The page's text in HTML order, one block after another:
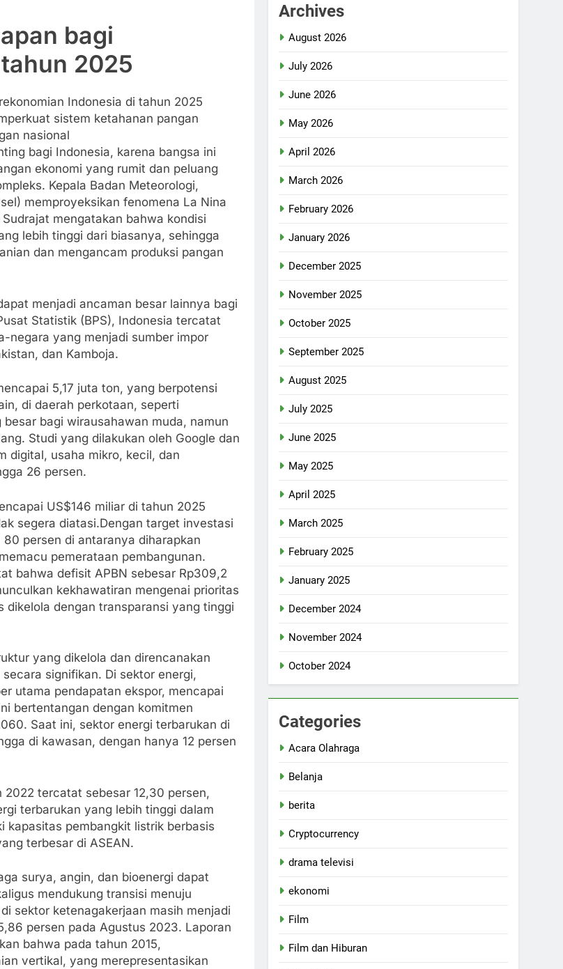
bagi
2025
Indonesia di tahun 2025
sistem ketahanan pangan
nasional
bagi Indonesia, karena bangsa ini
ekonomi yang rumit dan peluang
Kepala Badan Meteorologi,
memproyeksikan fenomena La Nina
mengatakan bahwa kondisi
lebih tinggi dari biasanya, sehingga
dan mengancam produksi pangan
menjadi ancaman besar lainnya bagi
Statistik (BPS), Indonesia tercatat
negara yang menjadi sumber impor
dan Kamboja.
5,17 juta ton, yang berpotensi
di daerah perkotaan, seperti
bagi wirausahawan muda, namun
Studi yang dilakukan oleh Google dan
digital, usaha mikro, kecil, dan
26 persen.
US$146 miliar di tahun 2025
segera diatasi.Dengan target investasi
persen di antaranya diharapkan
pemerataan pembangunan.
bahwa defisit APBN sebesar Rp309,2
kekhawatiran mengenai prioritas
dikelola dengan transparansi yang tinggi
yang dikelola dan direncanakan
signifikan. Di sektor energi,
utama pendapatan ekspor, mencapai
bertentangan dengan komitmen
Saat ini, sektor energi terbarukan di
di kawasan, dengan hanya 12 persen
tercatat sebesar 12,30 persen,
terbarukan yang lebih tinggi dalam
kapasitas pembangkit listrik berbasis
terbesar di ASEAN.
surya, angin, dan bioenergi dapat
mendukung transisi menuju
sektor ketenagakerjaan masih menjadi
persen pada Agustus 2023. Laporan
bahwa pada tahun 2015,
vertikal, yang merepresentasikan
Archives
August 2026
July 2026
June 2026
May 2026
April 2026
March 2026
February 2026
January 2026
December 2025
November 2025
October 2025
September 2025
August 2025
July 2025
June 2025
May 2025
April 2025
March 2025
February 2025
January 2025
December 2024
November 2024
October 2024
Categories
Acara Olahraga
Belanja
berita
Cryptocurrency
drama televisi
ekonomi
Film
Film dan Hiburan